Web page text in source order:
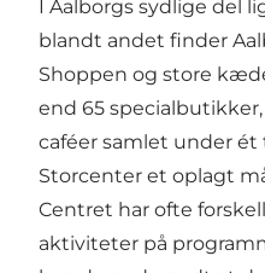
I Aalborgs sydlige del
blandt andet finder
Shoppen og store
end 65
caféer samlet under ét
Storcenter et oplagt
Centret har ofte
aktiviteter på